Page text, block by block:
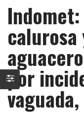
calurosa
por